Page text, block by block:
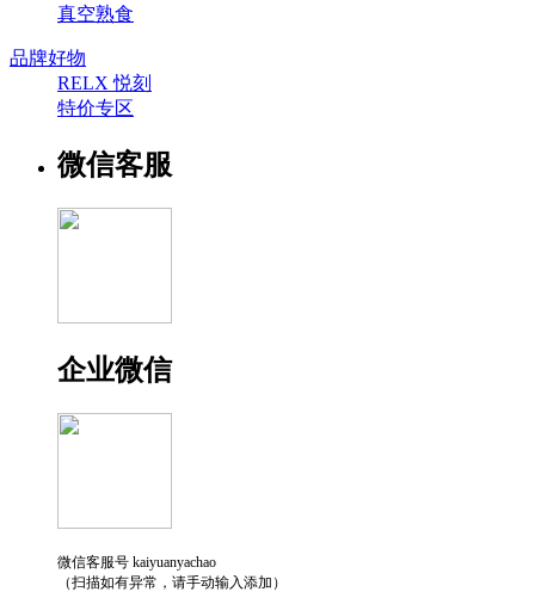
真空熟食
品牌好物
RELX 悦刻
特价专区
微信客服
企业微信
微信客服号 kaiyuanyachao
（扫描如有异常，请手动输入添加）